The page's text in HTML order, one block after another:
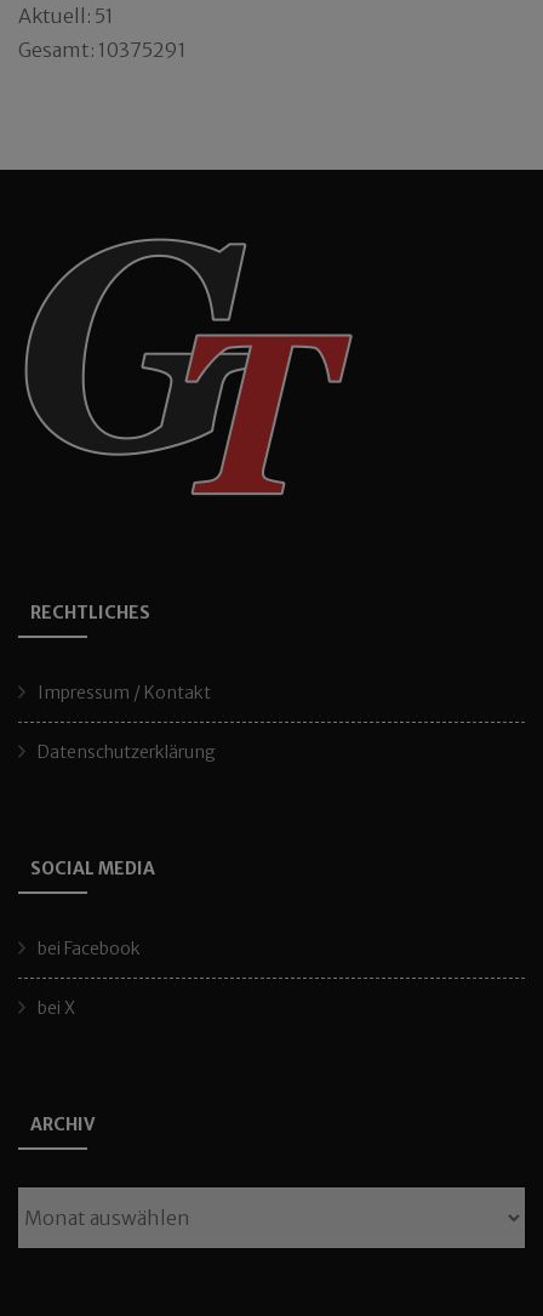
Aktuell: 51
Gesamt: 10375291
RECHTLICHES
Impressum / Kontakt
Datenschutzerklärung
SOCIAL MEDIA
bei Facebook
bei X
ARCHIV